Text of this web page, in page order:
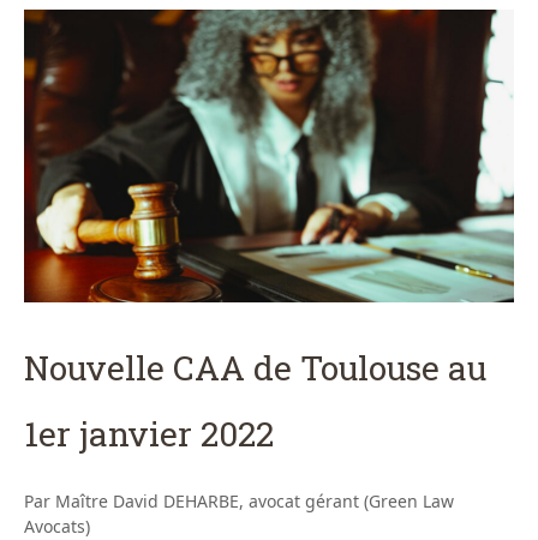
Nouvelle CAA de Toulouse au
1er janvier 2022
Par Maître David DEHARBE, avocat gérant (Green Law
Avocats)